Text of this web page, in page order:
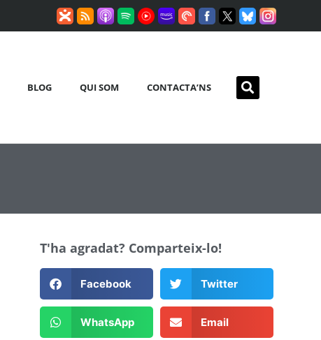
BLOG QUI SOM CONTACTA’NS
T'ha agradat? Comparteix-lo!
Facebook Twitter
WhatsApp Email